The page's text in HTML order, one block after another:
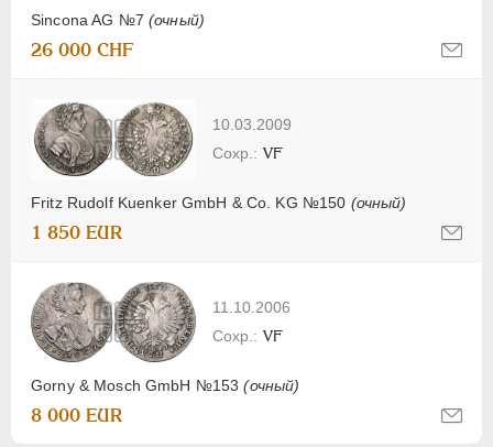
Sincona AG №7 (очный)
26 000 CHF
10.03.2009
Fritz Rudolf Kuenker GmbH & Co. KG №150 (очный)
VF
1 850 EUR
11.10.2006
Gorny & Mosch GmbH №153(очный)
VF
8 000 EUR